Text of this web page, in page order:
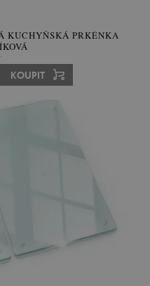
KUCHYŇSKÁ PRKÉNKA
KOUPIT